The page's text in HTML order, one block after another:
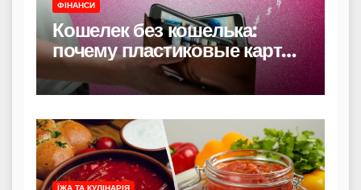
ФІНАНСИ
Кошелек без кошелька:
почему пластиковые карты
уходят в прошлое